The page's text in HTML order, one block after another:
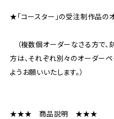
★「コースター」の受注制作品の
（複数個オーダーなさる方で、
方は、それぞれ別々のオーダー
ようお願いいたします。）
★★★ 商品説明 ★★★